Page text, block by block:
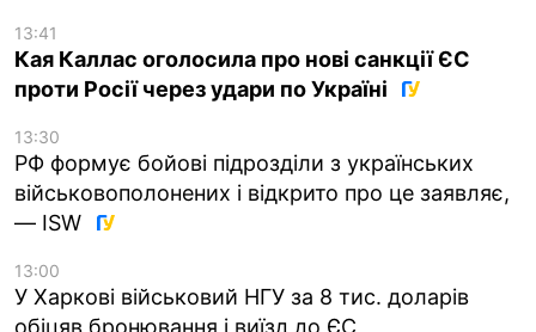
13:41
Кая Каллас оголосила про нові санкції ЄС
проти Росії через удари по Україні
13:30
РФ формує бойові підрозділи з українських
військовополонених і відкрито про це заявляє,
— ISW
13:00
У Харкові військовий НГУ за 8 тис. доларів
обіцяв бронювання і виїзд до ЄС